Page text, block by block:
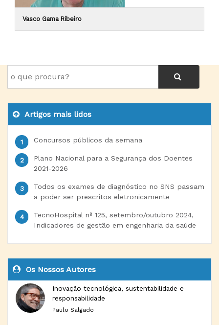
Vasco Gama Ribeiro
Artigos mais lidos
Concursos públicos da semana
Plano Nacional para a Segurança dos Doentes
2021-2026
Todos os exames de diagnóstico no SNS passam
a poder ser prescritos eletronicamente
TecnoHospital nº 125, setembro/outubro 2024,
Indicadores de gestão em engenharia da saúde
Os Nossos Autores
Inovação tecnológica, sustentabilidade e
responsabilidade
Paulo Salgado